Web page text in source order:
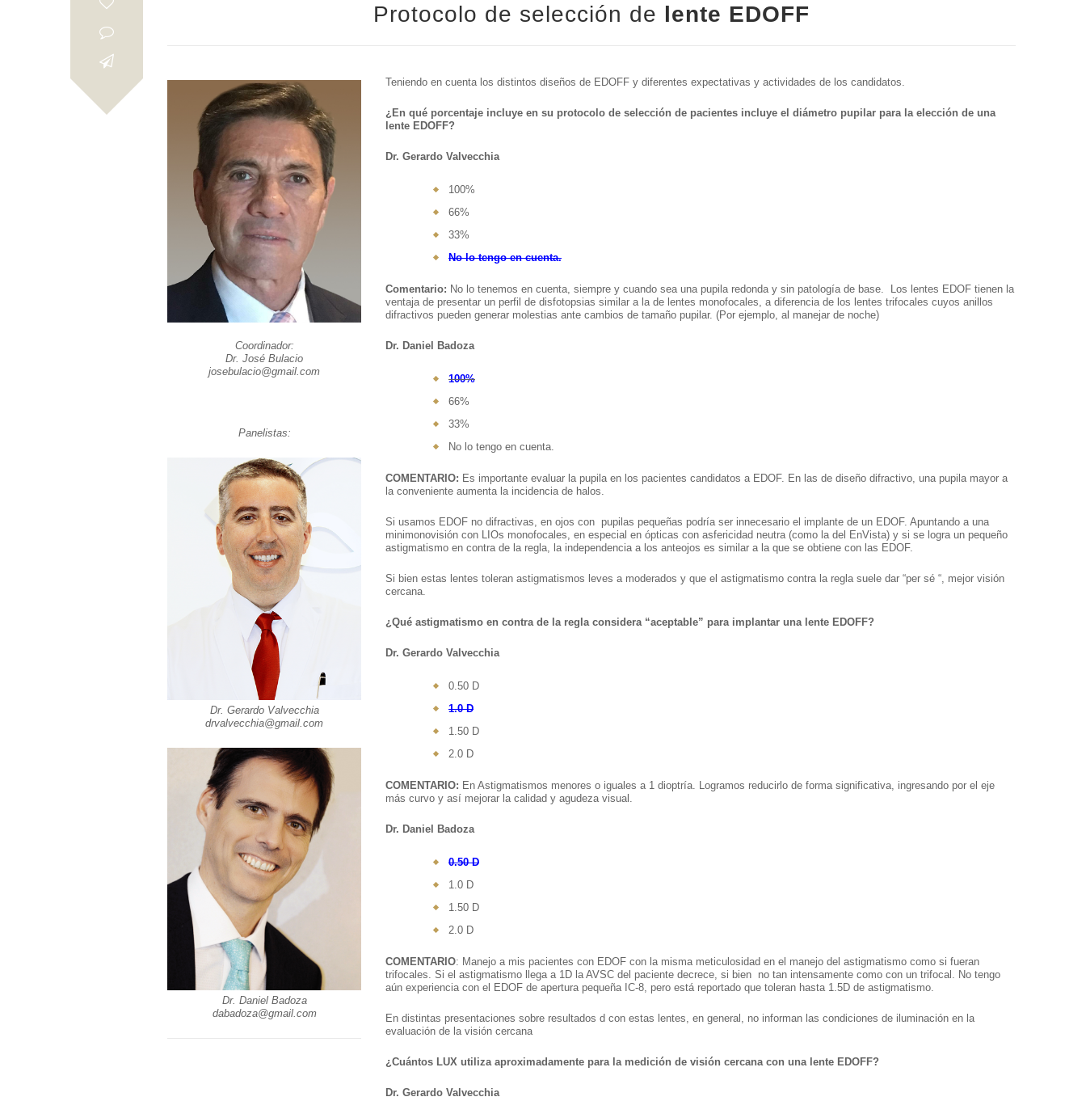
Protocolo de selección de lente EDOFF
Coordinador:
Dr. José Bulacio
josebulacio@gmail.com
Panelistas:
Dr. Gerardo Valvecchia
drvalvecchia@gmail.com
Dr. Daniel Badoza
dabadoza@gmail.com
Teniendo en cuenta los distintos diseños de EDOFF y diferentes expectativas y actividades de los candidatos.
¿En qué porcentaje incluye en su protocolo de selección de pacientes incluye el diámetro pupilar para la elección de una
lente EDOFF?
Dr. Gerardo Valvecchia
100%
66%
33%
No lo tengo en cuenta.
Comentario: No lo tenemos en cuenta, siempre y cuando sea una pupila redonda y sin patología de base. Los lentes EDOF tienen la
ventaja de presentar un perfil de disfotopsias similar a la de lentes monofocales, a diferencia de los lentes trifocales cuyos anillos
difractivos pueden generar molestias ante cambios de tamaño pupilar. (Por ejemplo, al manejar de noche)
Dr. Daniel Badoza
100%
66%
33%
No lo tengo en cuenta.
COMENTARIO: Es importante evaluar la pupila en los pacientes candidatos a EDOF. En las de diseño difractivo, una pupila mayor a
la conveniente aumenta la incidencia de halos.
Si usamos EDOF no difractivas, en ojos con pupilas pequeñas podría ser innecesario el implante de un EDOF. Apuntando a una
minimonovisión con LIOs monofocales, en especial en ópticas con asfericidad neutra (como la del EnVista) y si se logra un pequeño
astigmatismo en contra de la regla, la independencia a los anteojos es similar a la que se obtiene con las EDOF.
Si bien estas lentes toleran astigmatismos leves a moderados y que el astigmatismo contra la regla suele dar “per sé “, mejor visión
cercana.
¿Qué astigmatismo en contra de la regla considera “aceptable” para implantar una lente EDOFF?
Dr. Gerardo Valvecchia
0.50 D
1.0 D
1.50 D
2.0 D
COMENTARIO: En Astigmatismos menores o iguales a 1 dioptría. Logramos reducirlo de forma significativa, ingresando por el eje
más curvo y así mejorar la calidad y agudeza visual.
Dr. Daniel Badoza
0.50 D
1.0 D
1.50 D
2.0 D
COMENTARIO: Manejo a mis pacientes con EDOF con la misma meticulosidad en el manejo del astigmatismo como si fueran
trifocales. Si el astigmatismo llega a 1D la AVSC del paciente decrece, si bien no tan intensamente como con un trifocal. No tengo
aún experiencia con el EDOF de apertura pequeña IC-8, pero está reportado que toleran hasta 1.5D de astigmatismo.
En distintas presentaciones sobre resultados d con estas lentes, en general, no informan las condiciones de iluminación en la
evaluación de la visión cercana
¿Cuántos LUX utiliza aproximadamente para la medición de visión cercana con una lente EDOFF?
Dr. Gerardo Valvecchia